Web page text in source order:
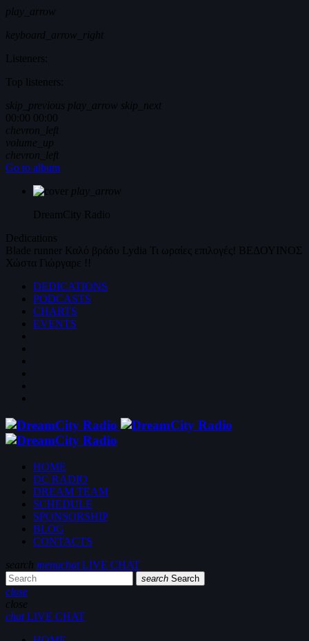
play_arrow
keyboard_arrow_right
Listeners:
Top listeners:
skip_previous play_arrow skip_next
00:00 00:00
chevron_left
volume_up
chevron_left
Go to album
play_arrow
DreamCity Radio
Dedications
Blade runner Καλό βράδυ Lydia Τι ωραίες επιλογές! ΒΕΔΟΥΙΝΟΣ
Χώστα Γιώργαρε !!
DEDICATIONS
PODCASTS
CHARTS
EVENTS
HOME
DC RADIO
DREAM TEAM
SCHEDULE
SPONSORSHIP
BLOG
CONTACTS
search menuchatLIVE CHAT
search Search
close
close
chatLIVE CHAT